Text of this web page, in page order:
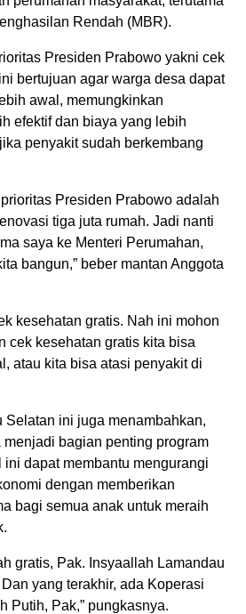
Rendah (MBR).
Presiden Prabowo yakni cek
bertujuan agar warga desa dapat
awal, memungkinkan
efektif dan biaya yang lebih
penyakit sudah berkembang
Presiden Prabowo adalah
tiga juta rumah. Jadi nanti
saya ke Menteri Perumahan,
bangun,” beber mantan Anggota
kesehatan gratis. Nah ini mohon
cek kesehatan gratis kita bisa
atau kita bisa atasi penyakit di
Selatan ini juga menambahkan,
bagian penting program
dapat membantu mengurangi
dengan memberikan
bagi semua anak untuk meraih
gratis, Pak. Insyaallah Lamandau
yang terakhir, ada Koperasi
Putih, Pak,” pungkasnya.